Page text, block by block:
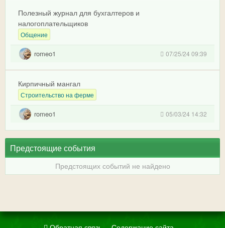
Полезный журнал для бухгалтеров и
налогоплательщиков
Общение
romeo1 07/25/24 09:39
Кирпичный мангал
Строительство на ферме
romeo1 05/03/24 14:32
Предстоящие события
Предстоящих событий не найдено